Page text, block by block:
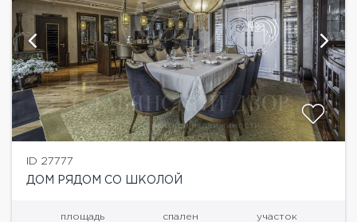
ID 27777
ДОМ РЯДОМ СО ШКОЛОЙ
площадь спален участок